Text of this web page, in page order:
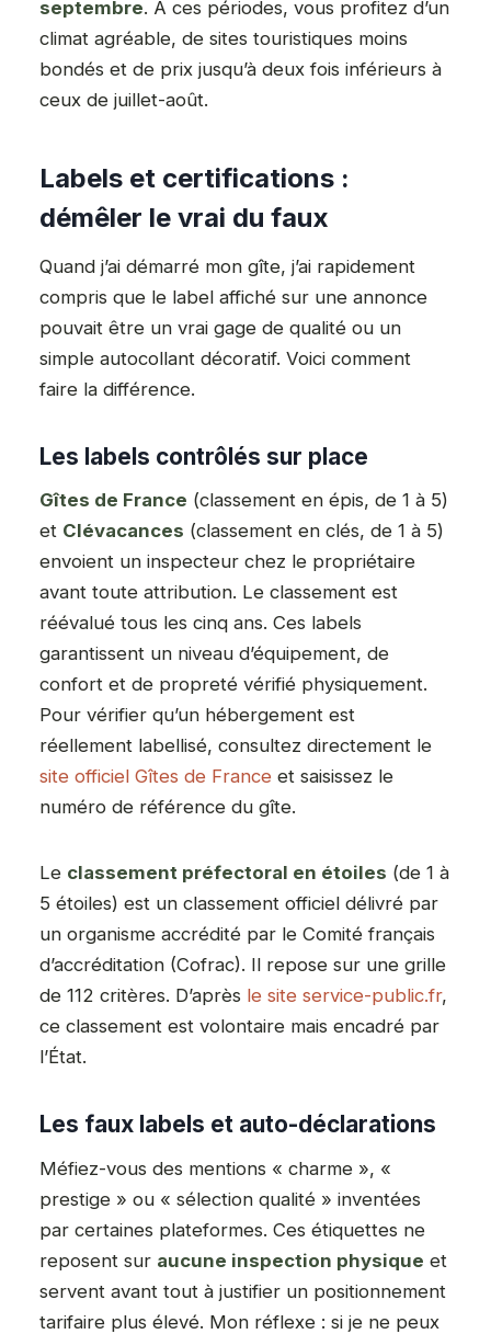
septembre. À ces périodes, vous profitez d’un
climat agréable, de sites touristiques moins
bondés et de prix jusqu’à deux fois inférieurs à
ceux de juillet-août.
Labels et certifications :
démêler le vrai du faux
Quand j’ai démarré mon gîte, j’ai rapidement
compris que le label affiché sur une annonce
pouvait être un vrai gage de qualité ou un
simple autocollant décoratif. Voici comment
faire la différence.
Les labels contrôlés sur place
Gîtes de France (classement en épis, de 1 à 5)
et Clévacances (classement en clés, de 1 à 5)
envoient un inspecteur chez le propriétaire
avant toute attribution. Le classement est
réévalué tous les cinq ans. Ces labels
garantissent un niveau d’équipement, de
confort et de propreté vérifié physiquement.
Pour vérifier qu’un hébergement est
réellement labellisé, consultez directement le
site officiel Gîtes de France et saisissez le
numéro de référence du gîte.
Le classement préfectoral en étoiles (de 1 à
5 étoiles) est un classement officiel délivré par
un organisme accrédité par le Comité français
d’accréditation (Cofrac). Il repose sur une grille
de 112 critères. D’après le site service-public.fr,
ce classement est volontaire mais encadré par
l’État.
Les faux labels et auto-déclarations
Méfiez-vous des mentions « charme », «
prestige » ou « sélection qualité » inventées
par certaines plateformes. Ces étiquettes ne
reposent sur aucune inspection physique et
servent avant tout à justifier un positionnement
tarifaire plus élevé. Mon réflexe : si je ne peux